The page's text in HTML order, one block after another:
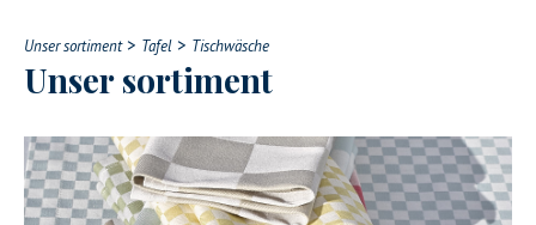
UNSER SORTIMENT
CONTACT
Unser sortiment> Tafel > Tischwäsche
Unser sortiment